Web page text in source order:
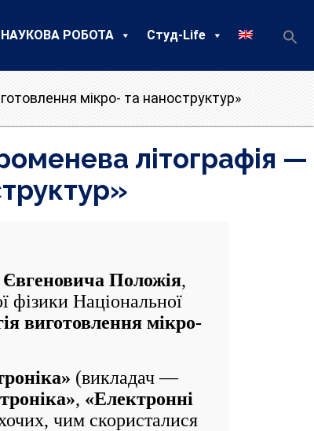
НАУКОВА РОБОТА Студ-Life
мікро- та наноструктур»
літографія —
Євгеновича Положія,
фізики Національної
виготовлення мікро-
(викладач —
, «Електронні
чим скористалися